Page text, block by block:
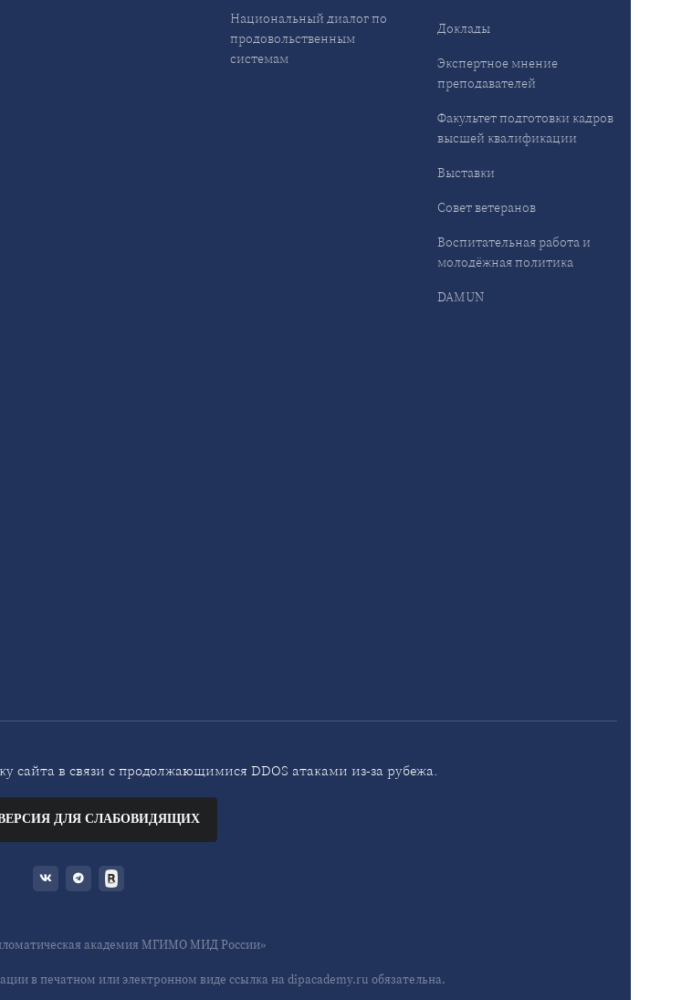
Национальный диалог по
продовольственным
системам
Доклады
Экспертное мнение
преподавателей
Факультет подготовки кадров
высшей квалификации
Выставки
Совет ветеранов
Воспитательная работа и
молодёжная политика
DAMUN
сайта в связи с продолжающимися DDOS атаками из-за рубежа.
ДЛЯ СЛАБОВИДЯЩИХ
академия МГИМО МИД России»
в печатном или электронном виде ссылка на dipacademy.ru обязательна.